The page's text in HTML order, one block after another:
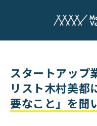
スタートアップ
リスト木村美都
要なこと」を聞